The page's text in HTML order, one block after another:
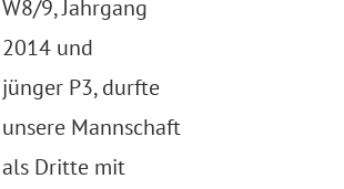
W8/9, Jahrgang
2014 und
jünger P3, durfte
unsere Mannschaft
als Dritte mit